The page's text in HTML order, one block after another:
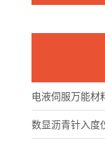
电液伺服万能材
数显沥青针入度